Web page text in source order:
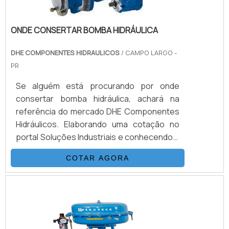
robustez, contribuindo para a eficiência e
integridade dos processos industriais.
ONDE CONSERTAR BOMBA HIDRÁULICA
DHE COMPONENTES HIDRAULICOS / CAMPO LARGO -
PR
Se alguém está procurando por onde
consertar bomba hidráulica, achará na
referência do mercado DHE Componentes
Hidráulicos. Elaborando uma cotação no
portal Soluções Industriais e conhecendo a
sofisticação, qualidade e preço justo em
um só lugar. Quando o interesse é por
consertar bomba hidráulica, na DHE
excelente custo-benefício com soluções
em pneumática.INFORMAÇÕES
INTERESSANTES SOBRE ONDE CONSERTAR
COTAR AGORA